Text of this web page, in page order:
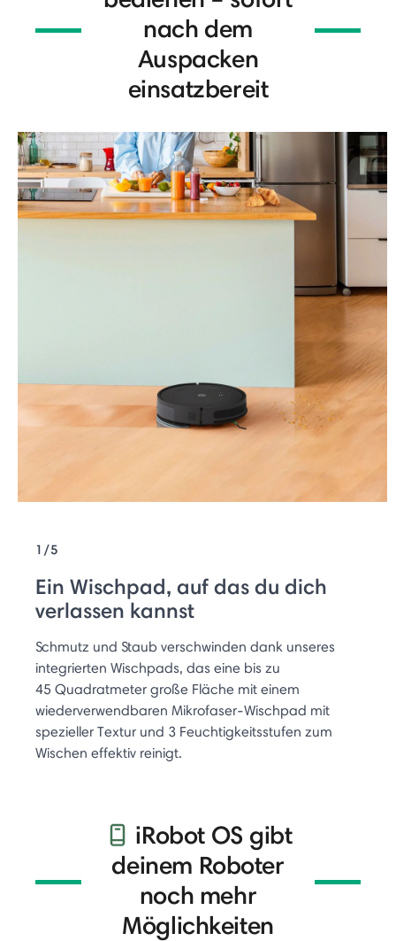
nach dem
Auspacken
einsatzbereit
1/5
Ein Wischpad, auf das du dich
verlassen kannst
Schmutz und Staub verschwinden dank unseres
integrierten Wischpads, das eine bis zu
45 Quadratmeter große Fläche mit einem
wiederverwendbaren Mikrofaser-Wischpad mit
spezieller Textur und 3 Feuchtigkeitsstufen zum
Wischen effektiv reinigt.
iRobot OS gibt
deinem Roboter
noch mehr
Möglichkeiten